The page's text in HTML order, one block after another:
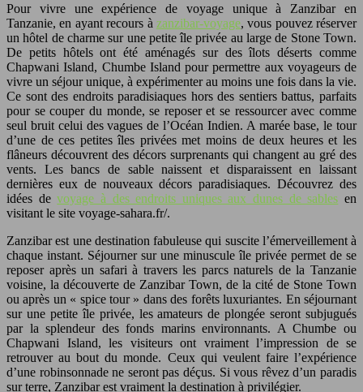
Pour vivre une expérience de voyage unique à Zanzibar en
Tanzanie, en ayant recours à zanzibar-voyage, vous pouvez réserver
un hôtel de charme sur une petite île privée au large de Stone Town.
De petits hôtels ont été aménagés sur des îlots déserts comme
Chapwani Island, Chumbe Island pour permettre aux voyageurs de
vivre un séjour unique, à expérimenter au moins une fois dans la vie.
Ce sont des endroits paradisiaques hors des sentiers battus, parfaits
pour se couper du monde, se reposer et se ressourcer avec comme
seul bruit celui des vagues de l’Océan Indien. A marée base, le tour
d’une de ces petites îles privées met moins de deux heures et les
flâneurs découvrent des décors surprenants qui changent au gré des
vents. Les bancs de sable naissent et disparaissent en laissant
dernières eux de nouveaux décors paradisiaques. Découvrez des
idées devoyage à des endroits uniques aux dunes de sables en
visitant le site voyage-sahara.fr/.
Zanzibar est une destination fabuleuse qui suscite l’émerveillement à
chaque instant. Séjourner sur une minuscule île privée permet de se
reposer après un safari à travers les parcs naturels de la Tanzanie
voisine, la découverte de Zanzibar Town, de la cité de Stone Town
ou après un « spice tour » dans des forêts luxuriantes. En séjournant
sur une petite île privée, les amateurs de plongée seront subjugués
par la splendeur des fonds marins environnants. A Chumbe ou
Chapwani Island, les visiteurs ont vraiment l’impression de se
retrouver au bout du monde. Ceux qui veulent faire l’expérience
d’une robinsonnade ne seront pas déçus. Si vous rêvez d’un paradis
sur terre, Zanzibar est vraiment la destination à privilégier.